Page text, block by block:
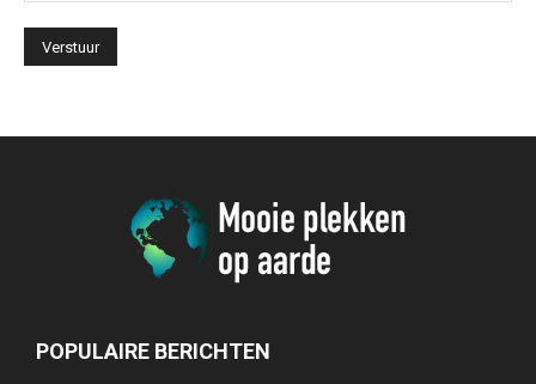
POPULAIRE BERICHTEN